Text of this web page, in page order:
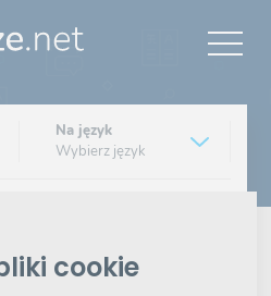
cookie
Na język
Wybierz język
tłumacza